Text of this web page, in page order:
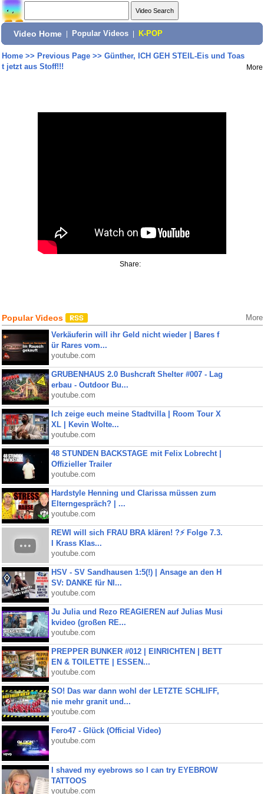
Video Home Popular Videos K-POP
Home>> Previous Page>> Günther, ICH GEH STEIL-Eis und Toas
t jetzt aus Stoff!!!
More
Share:
Popular Videos More
Verkäuferin will ihr Geld nicht wieder | Bares f
ür Rares vom...
youtube.com
GRUBENHAUS 2.0 Bushcraft Shelter #007 - Lag
erbau - Outdoor Bu...
youtube.com
Ich zeige euch meine Stadtvilla | Room Tour X
XL | Kevin Wolte...
youtube.com
48 STUNDEN BACKSTAGE mit Felix Lobrecht |
Offizieller Trailer
youtube.com
Hardstyle Henning und Clarissa müssen zum
Elterngespräch? | ...
youtube.com
REWI will sich FRAU BRA klären! ?⚡️ Folge 7.3.
I Krass Klas...
youtube.com
HSV - SV Sandhausen 1:5(!) | Ansage an den H
SV: DANKE für NI...
youtube.com
Ju Julia und Rezo REAGIEREN auf Julias Musi
kvideo (großen RE...
youtube.com
PREPPER BUNKER #012 | EINRICHTEN | BETT
EN & TOILETTE | ESSEN...
youtube.com
SO! Das war dann wohl der LETZTE SCHLIFF,
nie mehr granit und...
youtube.com
Fero47 - Glück (Official Video)
youtube.com
I shaved my eyebrows so I can try EYEBROW
TATTOOS
youtube.com